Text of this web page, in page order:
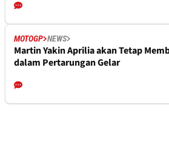
MOTOGP NEWS
Martin Yakin Aprilia akan Tetap
dalam Pertarungan Gelar